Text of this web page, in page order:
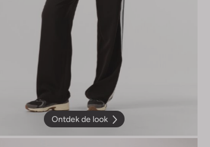
Ontdek de look